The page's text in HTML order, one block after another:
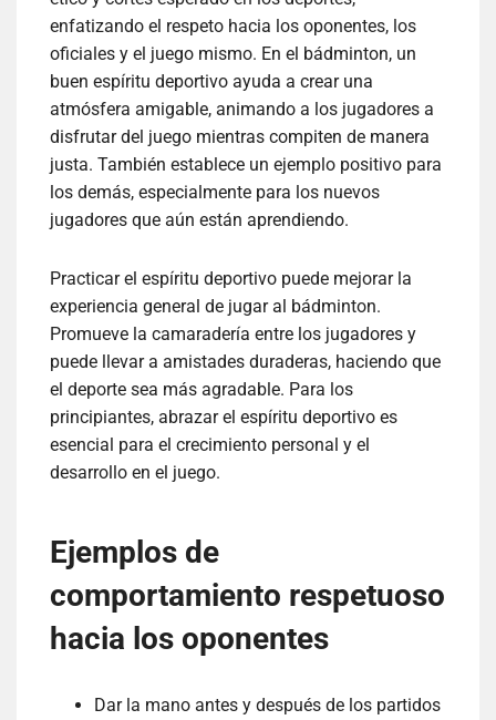
enfatizando el respeto hacia los oponentes, los
oficiales y el juego mismo. En el bádminton, un
buen espíritu deportivo ayuda a crear una
atmósfera amigable, animando a los jugadores a
disfrutar del juego mientras compiten de manera
justa. También establece un ejemplo positivo para
los demás, especialmente para los nuevos
jugadores que aún están aprendiendo.
Practicar el espíritu deportivo puede mejorar la
experiencia general de jugar al bádminton.
Promueve la camaradería entre los jugadores y
puede llevar a amistades duraderas, haciendo que
el deporte sea más agradable. Para los
principiantes, abrazar el espíritu deportivo es
esencial para el crecimiento personal y el
desarrollo en el juego.
Ejemplos de
comportamiento respetuoso
hacia los oponentes
Dar la mano antes y después de los partidos